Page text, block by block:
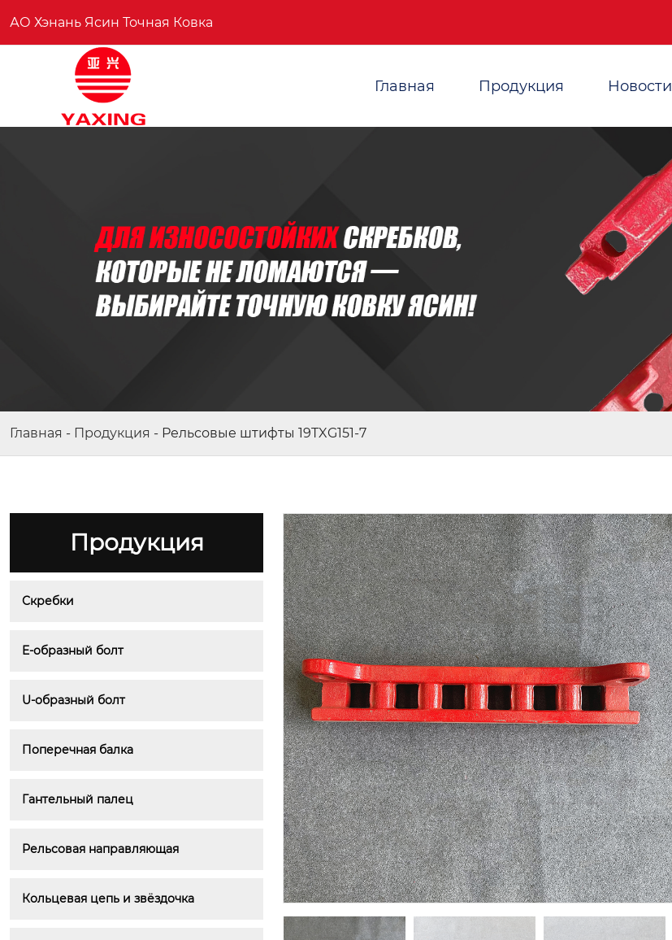
АО Хэнань Ясин Точная Ковка
Главная Продукция Новости
Главная - Продукция - Рельсовые штифты 19TXG151-7
Продукция
Скребки
E-образный болт
U-образный болт
Поперечная балка
Гантельный палец
Рельсовая направляющая
Кольцевая цепь и звёздочка